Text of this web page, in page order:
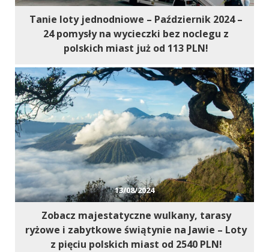
Tanie loty jednodniowe – Październik 2024 –
24 pomysły na wycieczki bez noclegu z
polskich miast już od 113 PLN!
13/08/2024
Zobacz majestatyczne wulkany, tarasy
ryżowe i zabytkowe świątynie na Jawie – Loty
z pięciu polskich miast od 2540 PLN!
Niezbędne
Ciasteczka, bez
których serwis
nie będzie w
funkcjonował
zgodnie z
zamierzeniem.
W szczególności
to ciasteczka
sieci
afiliacyjnych, z
którymi
współpracujemy
oraz Google
Analytics, dzięki
któremu serwis
może być coraz
lepszy.